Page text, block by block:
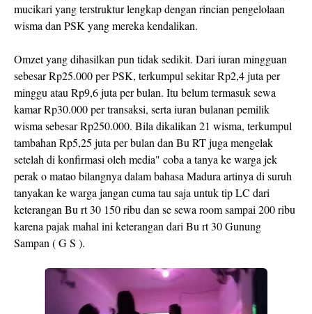
mucikari yang terstruktur lengkap dengan rincian pengelolaan
wisma dan PSK yang mereka kendalikan.
Omzet yang dihasilkan pun tidak sedikit. Dari iuran mingguan
sebesar Rp25.000 per PSK, terkumpul sekitar Rp2,4 juta per
minggu atau Rp9,6 juta per bulan. Itu belum termasuk sewa
kamar Rp30.000 per transaksi, serta iuran bulanan pemilik
wisma sebesar Rp250.000. Bila dikalikan 21 wisma, terkumpul
tambahan Rp5,25 juta per bulan dan Bu RT juga mengelak
setelah di konfirmasi oleh media" coba a tanya ke warga jek
perak o matao bilangnya dalam bahasa Madura artinya di suruh
tanyakan ke warga jangan cuma tau saja untuk tip LC dari
keterangan Bu rt 30 150 ribu dan se sewa room sampai 200 ribu
karena pajak mahal ini keterangan dari Bu rt 30 Gunung
Sampan ( G S ).